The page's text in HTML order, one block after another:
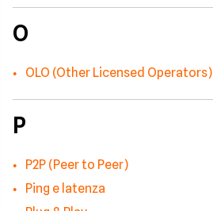
O
OLO (Other Licensed Operators)
P
P2P (Peer to Peer)
Ping e latenza